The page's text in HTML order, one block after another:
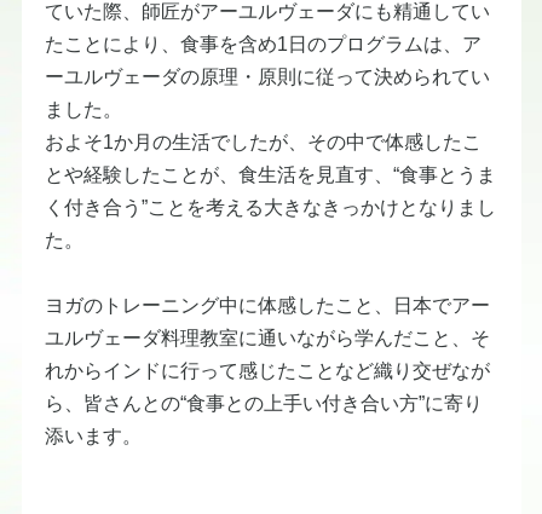
ていた際、師匠がアーユルヴェーダにも精通してい
たことにより、食事を含め1日のプログラムは、ア
ーユルヴェーダの原理・原則に従って決められてい
ました。
​およそ1か月の生活でしたが、その中で体感したこ
とや経験したことが、食生活を見直す、“食事とうま
く付き合う”ことを考える大きなきっかけとなりまし
た。
ヨガのトレーニング中に体感したこと、日本でアー
ユルヴェーダ料理教室に通いながら学んだこと、そ
れからインドに行って感じたことなど織り交ぜなが
ら、皆さんとの“食事との上手い付き合い方”に寄り
添います。